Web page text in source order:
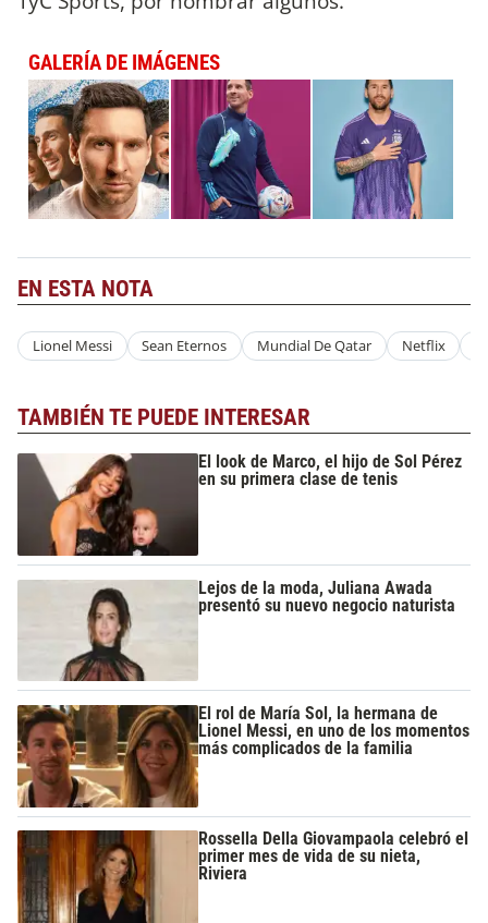
GALERÍA DE IMÁGENES
EN ESTA NOTA
Lionel Messi Sean Eternos Mundial De Qatar Netflix
TAMBIÉN TE PUEDE INTERESAR
El look de Marco, el hijo de Sol Pérez
en su primera clase de tenis
Lejos de la moda, Juliana Awada
presentó su nuevo negocio naturista
El rol de María Sol, la hermana de
Lionel Messi, en uno de los momentos
más complicados de la familia
Rossella Della Giovampaola celebró el
primer mes de vida de su nieta,
Riviera